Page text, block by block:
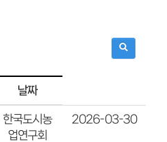
날짜
한국도시농
업연구회
2026-03-30